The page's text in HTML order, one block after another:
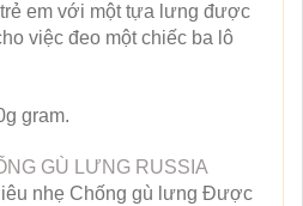
em với một tựa lưng được
việc đeo một chiếc ba lô
gram.
GÙ LƯNG RUSSIA
nhẹ Chống gù lưng Được